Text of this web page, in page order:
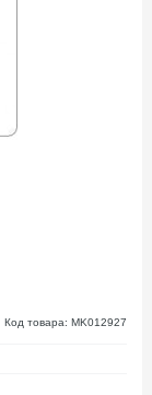
Код товара: MK012927